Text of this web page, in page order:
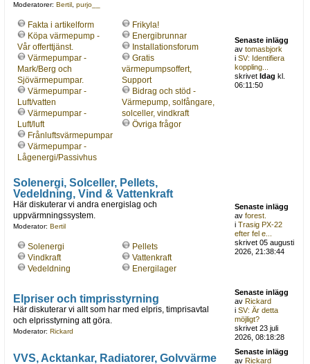
Moderatorer: Bertil, purjo__
Fakta i artikelform
Köpa värmepump -
Vår offerttjänst.
Värmepumpar -
Mark/Berg och
Sjövärmepumpar.
Värmepumpar -
Luft/vatten
Värmepumpar -
Luft/luft
Frånluftsvärmepumpar
Värmepumpar -
Lågenergi/Passivhus
Frikyla!
Energibrunnar
Installationsforum
Gratis
värmepumpsoffert,
Support
Bidrag och stöd -
Värmepump, solfångare,
solceller, vindkraft
Övriga frågor
Senaste inlägg
avtomasbjork
iSV: Identifiera
koppling...
skrivetIdag kl.
06:11:50
Solenergi, Solceller, Pellets,
Vedeldning, Vind & Vattenkraft
Här diskuterar vi andra energislag och
uppvärmningssystem.
Moderator: Bertil
Solenergi
Vindkraft
Vedeldning
Pellets
Vattenkraft
Energilager
Senaste inlägg
avforest.
iTrasig PX-22
efter fel e...
skrivet 05 augusti
2026, 21:38:44
Elpriser och timprisstyrning
Här diskuterar vi allt som har med elpris, timprisavtal
och elprisstyrning att göra.
Moderator: Rickard
Senaste inlägg
avRickard
iSV: Är detta
möjligt?
skrivet 23 juli
2026, 08:18:28
VVS, Acktankar, Radiatorer, Golvvärme
Senaste inlägg
avRickard